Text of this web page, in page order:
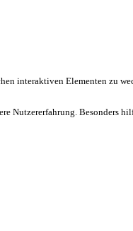
interaktiven Elementen zu
Nutzererfahrung. Besonders